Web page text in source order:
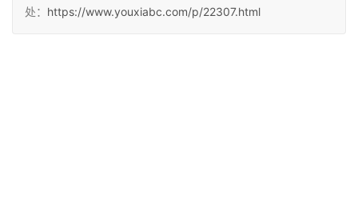
处： https://www.youxiabc.com/p/22307.html